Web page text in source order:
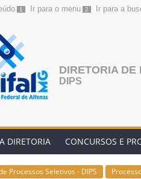
1 Ir para o menu 2 Ir para a
DIRETORIA DE
DIPS
A DIRETORIA CONCURSOS E
Processos Seletivos - DIPS